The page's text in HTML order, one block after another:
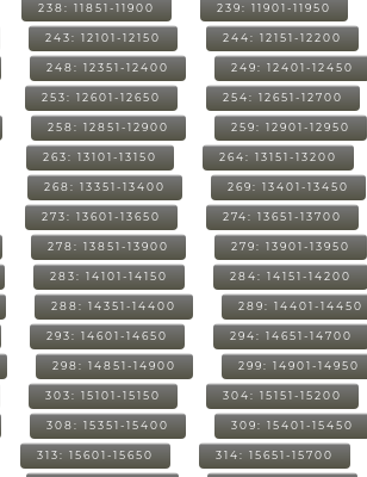
238: 11851-11900 239: 11901-11950
243: 12101-12150 244: 12151-12200
248: 12351-12400 249: 12401-12450
253: 12601-12650 254: 12651-12700
258: 12851-12900 259: 12901-12950
263: 13101-13150 264: 13151-13200
268: 13351-13400 269: 13401-13450
273: 13601-13650 274: 13651-13700
278: 13851-13900 279: 13901-13950
283: 14101-14150 284: 14151-14200
288: 14351-14400 289: 14401-14450
293: 14601-14650 294: 14651-14700
298: 14851-14900 299: 14901-14950
303: 15101-15150 304: 15151-15200
308: 15351-15400 309: 15401-15450
313: 15601-15650 314: 15651-15700